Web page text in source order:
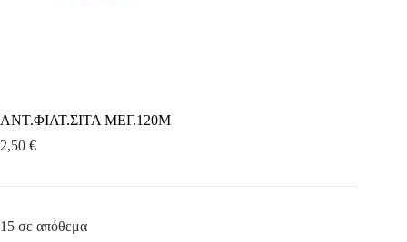
ΑΝΤ.ΦΙΛΤ.ΣΙΤΑ ΜΕΓ.120Μ
2,50 €
15 σε απόθεμα